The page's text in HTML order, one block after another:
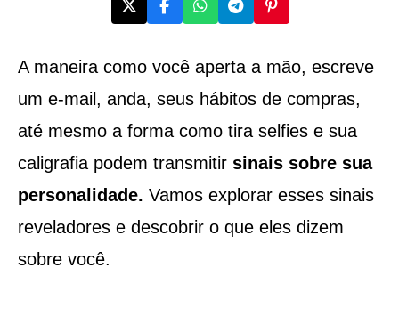
A maneira como você aperta a mão, escreve
um e-mail, anda, seus hábitos de compras,
até mesmo a forma como tira selfies e sua
caligrafia podem transmitir sinais sobre sua
personalidade. Vamos explorar esses sinais
reveladores e descobrir o que eles dizem
sobre você.